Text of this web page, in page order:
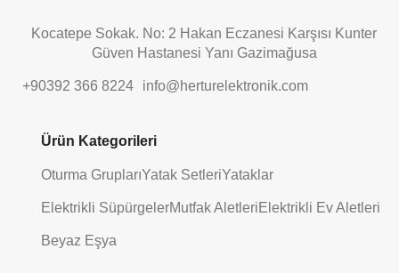
Kocatepe Sokak. No: 2 Hakan Eczanesi Karşısı Kunter
Güven Hastanesi Yanı Gazimağusa
+90392 366 8224 info@herturelektronik.com
Ürün Kategorileri
Oturma GruplarıYatak SetleriYataklar
Elektrikli SüpürgelerMutfak AletleriElektrikli Ev Aletleri
Beyaz Eşya